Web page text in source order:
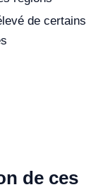
de certains
de ces